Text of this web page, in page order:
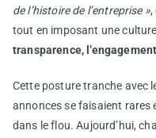
de l’histoire de l’entreprise »,
tout en imposant une
transparence,
Cette posture tranche avec
annonces se faisaient rares
dans le flou. Aujourd’hui,